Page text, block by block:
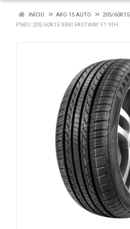
INÍCIO ARO 15 AUTO
205/60R15
PNEU 205/60R15 XBRI FASTWAY F1 91H